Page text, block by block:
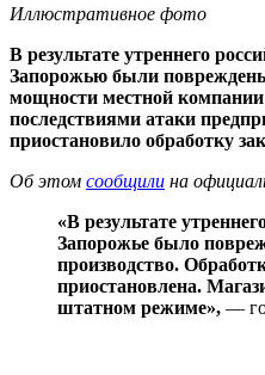
Иллюстративное фото
В результате утреннего
Запорожью были
мощности местной
последствиями атаки
приостановило обработку
Об этом сообщили на
«В результате
Запорожье было
производство.
приостановлена.
штатном режиме», —